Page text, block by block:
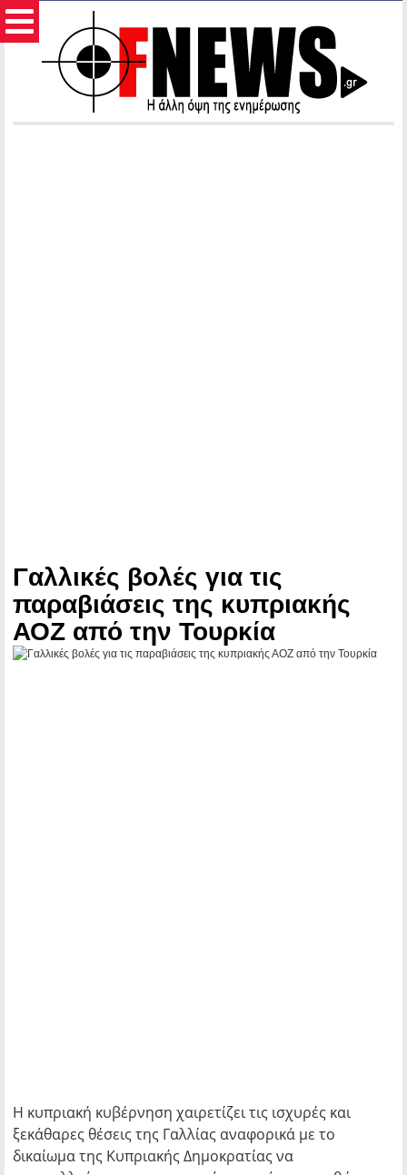
Γαλλικές βολές για τις
παραβιάσεις της κυπριακής
ΑΟΖ από την Τουρκία
Η κυπριακή κυβέρνηση χαιρετίζει τις ισχυρές και
ξεκάθαρες θέσεις της Γαλλίας αναφορικά με το
δικαίωμα της Κυπριακής Δημοκρατίας να